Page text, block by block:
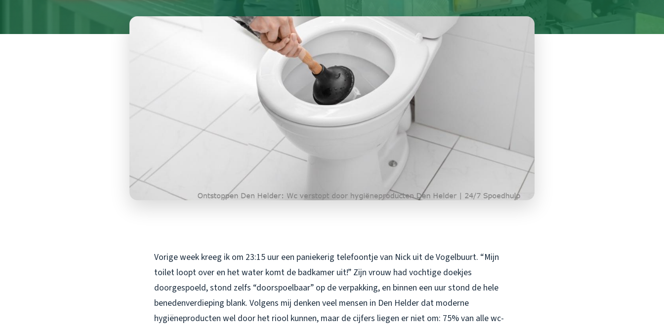
Vorige week kreeg ik om 23:15 uur een paniekerig telefoontje van Nick uit de Vogelbuurt. “Mijn
toilet loopt over en het water komt de badkamer uit!” Zijn vrouw had vochtige doekjes
doorgespoeld, stond zelfs “doorspoelbaar” op de verpakking, en binnen een uur stond de hele
benedenverdieping blank. Volgens mij denken veel mensen in Den Helder dat moderne
hygiëneproducten wel door het riool kunnen, maar de cijfers liegen er niet om: 75% van alle wc-